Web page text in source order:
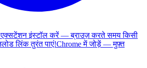
एक्सटेंशन इंस्टॉल करें — ब्राउज़ करते समय किसी
लिंक तुरंत पाएं!Chrome में जोड़ें — मुफ़्त